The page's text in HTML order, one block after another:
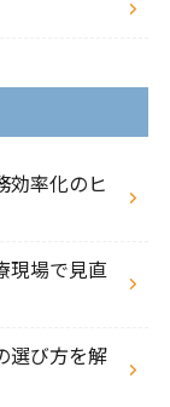
効率化のヒ
現場で見直
選び方を解